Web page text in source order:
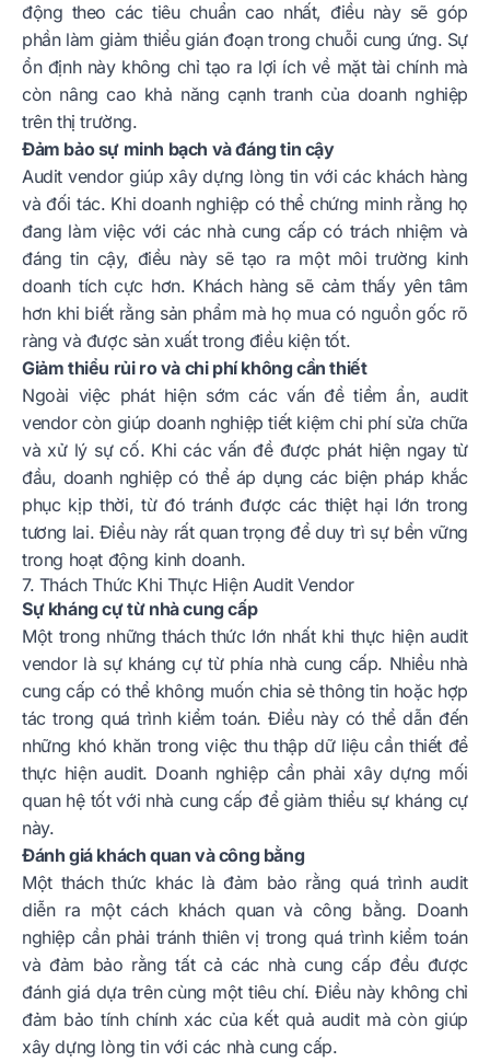
động theo các tiêu chuẩn cao nhất, điều này sẽ góp
phần làm giảm thiểu gián đoạn trong chuỗi cung ứng. Sự
ổn định này không chỉ tạo ra lợi ích về mặt tài chính mà
còn nâng cao khả năng cạnh tranh của doanh nghiệp
trên thị trường.
Đảm bảo sự minh bạch và đáng tin cậy
Audit vendor giúp xây dựng lòng tin với các khách hàng
và đối tác. Khi doanh nghiệp có thể chứng minh rằng họ
đang làm việc với các nhà cung cấp có trách nhiệm và
đáng tin cậy, điều này sẽ tạo ra một môi trường kinh
doanh tích cực hơn. Khách hàng sẽ cảm thấy yên tâm
hơn khi biết rằng sản phẩm mà họ mua có nguồn gốc rõ
ràng và được sản xuất trong điều kiện tốt.
Giảm thiểu rủi ro và chi phí không cần thiết
Ngoài việc phát hiện sớm các vấn đề tiềm ẩn, audit
vendor còn giúp doanh nghiệp tiết kiệm chi phí sửa chữa
và xử lý sự cố. Khi các vấn đề được phát hiện ngay từ
đầu, doanh nghiệp có thể áp dụng các biện pháp khắc
phục kịp thời, từ đó tránh được các thiệt hại lớn trong
tương lai. Điều này rất quan trọng để duy trì sự bền vững
trong hoạt động kinh doanh.
7. Thách Thức Khi Thực Hiện Audit Vendor
Sự kháng cự từ nhà cung cấp
Một trong những thách thức lớn nhất khi thực hiện audit
vendor là sự kháng cự từ phía nhà cung cấp. Nhiều nhà
cung cấp có thể không muốn chia sẻ thông tin hoặc hợp
tác trong quá trình kiểm toán. Điều này có thể dẫn đến
những khó khăn trong việc thu thập dữ liệu cần thiết để
thực hiện audit. Doanh nghiệp cần phải xây dựng mối
quan hệ tốt với nhà cung cấp để giảm thiểu sự kháng cự
này.
Đánh giá khách quan và công bằng
Một thách thức khác là đảm bảo rằng quá trình audit
diễn ra một cách khách quan và công bằng. Doanh
nghiệp cần phải tránh thiên vị trong quá trình kiểm toán
và đảm bảo rằng tất cả các nhà cung cấp đều được
đánh giá dựa trên cùng một tiêu chí. Điều này không chỉ
đảm bảo tính chính xác của kết quả audit mà còn giúp
xây dựng lòng tin với các nhà cung cấp.